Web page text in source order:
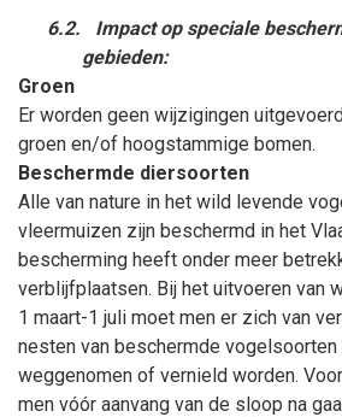
6.2.
Impact op speciale
gebieden:
Groen
Er worden geen wijzigingen
groen en/of hoogstammige bomen.
Beschermde diersoorten
Alle van nature in het wild levende
vleermuizen zijn beschermd in het
bescherming heeft onder meer
verblijfplaatsen. Bij het uitvoeren van
1 maart-1 juli moet men er zich van
nesten van beschermde
weggenomen of vernield worden.
men vóór aanvang van de sloop na